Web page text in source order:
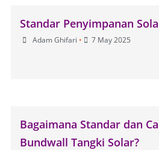
Standar Penyimpanan
Adam Ghifari • 7 May 2025
Bagaimana Standar dan
Bundwall Tangki Solar?